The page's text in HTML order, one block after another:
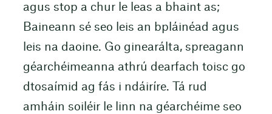
agus stop a chur le leas a bhaint as;
Baineann sé seo leis an bpláinéad agus
leis na daoine. Go ginearálta, spreagann
géarchéimeanna athrú dearfach toisc go
dtosaímid ag fás i ndáiríre. Tá rud
amháin soiléir le linn na géarchéime seo